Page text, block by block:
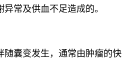
常及供血不足造成的。
随囊变发生，通常由肿瘤的快